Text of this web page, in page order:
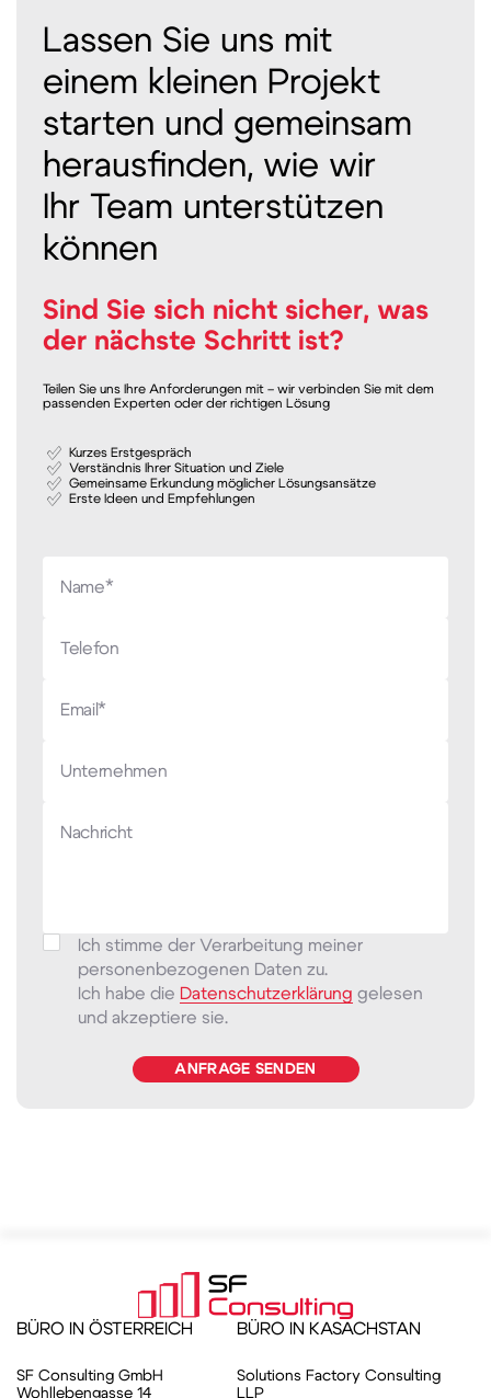
Lassen Sie uns mit
einem kleinen Projekt
starten und gemeinsam
herausfinden, wie wir
Ihr Team unterstützen
können
Sind Sie sich nicht sicher, was
der nächste Schritt ist?
Teilen Sie uns Ihre Anforderungen mit – wir verbinden Sie mit dem
passenden Experten oder der richtigen Lösung
Kurzes Erstgespräch
Verständnis Ihrer Situation und Ziele
Gemeinsame Erkundung möglicher Lösungsansätze
Erste Ideen und Empfehlungen
Ich stimme der Verarbeitung meiner
personenbezogenen Daten zu.
Ich habe die Datenschutzerklärung gelesen
und akzeptiere sie.
ANFRAGE SENDEN
BÜRO IN ÖSTERREICH
SF Consulting GmbH
Wohllebengasse 14
BÜRO IN KASACHSTAN
Solutions Factory Consulting
LLP